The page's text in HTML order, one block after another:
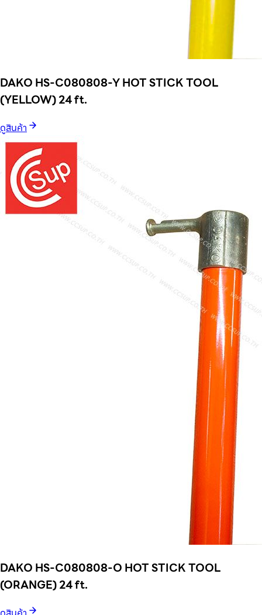
DAKO HS-C080808-Y HOT STICK TOOL
(YELLOW) 24 ft.
ดูสินค้า
DAKO HS-C080808-O HOT STICK TOOL
(ORANGE) 24 ft.